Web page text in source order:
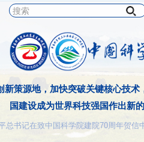
新策源地，加快突破关键核心技
国建设成为世界科技强国作出新的
书记在致中国科学院建院70周年贺信